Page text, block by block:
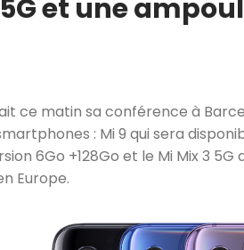
et une
ce matin sa conférence à
: Mi 9 qui sera
6Go +128Go et le Mi Mix 3
Europe.